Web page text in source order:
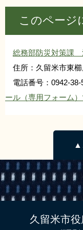
RSS
サイトについて
このページ
総務部防災対策課
住所：久留米市東櫛
電話番号：0942-
ール（専用フォーム
▲
久留米市